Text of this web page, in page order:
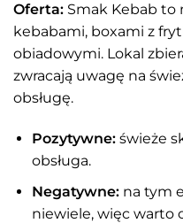
Oferta: Smak Kebab to
kebabami, boxami z
obiadowymi. Lokal
zwracają uwagę na
obsługę.
Pozytywne:świeże
obsługa.
Negatywne:na tym
niewiele, więc warto